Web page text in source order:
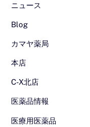
ニュース
Blog
カマヤ薬局
本店
C-X北店
医薬品情報
医療用医薬品